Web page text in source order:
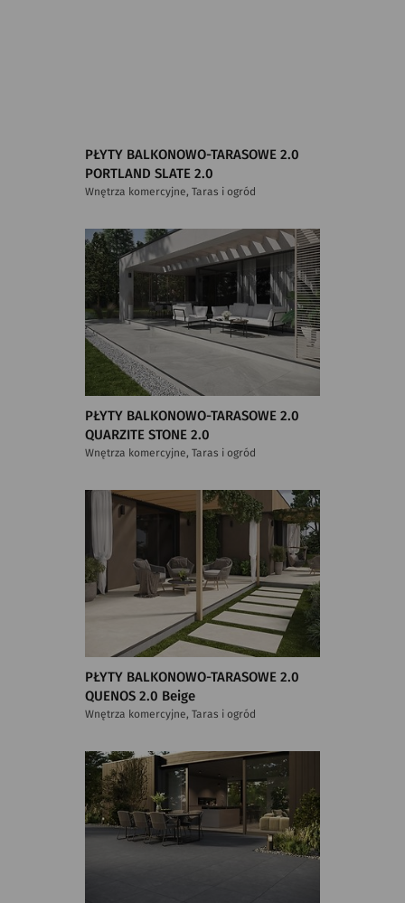
PŁYTY BALKONOWO-TARASOWE 2.0
PORTLAND SLATE 2.0
Wnętrza komercyjne, Taras i ogród
PŁYTY BALKONOWO-TARASOWE 2.0
QUARZITE STONE 2.0
Wnętrza komercyjne, Taras i ogród
PŁYTY BALKONOWO-TARASOWE 2.0
QUENOS 2.0 Beige
Wnętrza komercyjne, Taras i ogród